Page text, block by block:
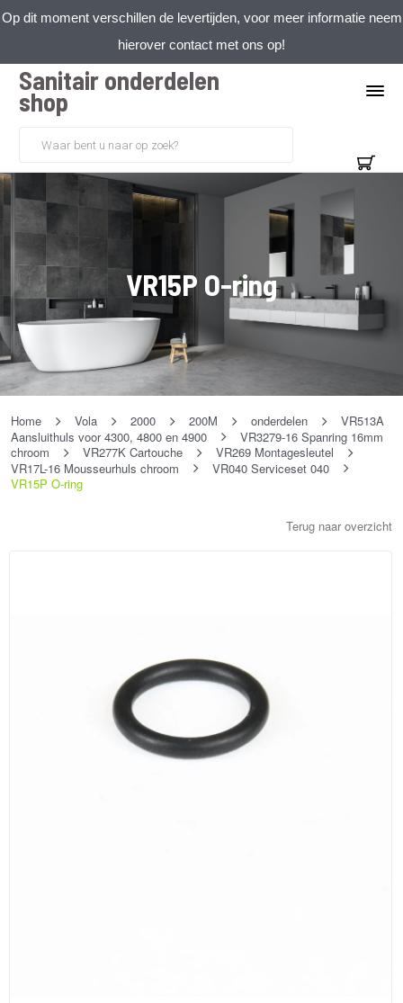
Op dit moment verschillen de levertijden, voor meer informatie neem
hierover contact met ons op!
Sanitair onderdelen
shop
VR15P O-ring
Home Vola 2000 200M onderdelen
VR513A
Aansluithuls voor 4300, 4800 en 4900
VR3279-16 Spanring 16mm
chroom
VR277K Cartouche
VR269 Montagesleutel
VR17L-16 Mousseurhuls chroom
VR040 Serviceset 040
VR15P O-ring
Terug naar overzicht